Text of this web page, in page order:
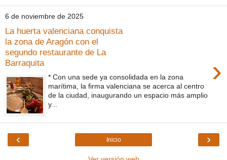
6 de noviembre de 2025
La huerta valenciana conquista
la zona de Aragón con el
segundo restaurante de La
Barraquita
›
* Con una sede ya consolidada en la zona
marítima, la firma valenciana se acerca al centro
de la ciudad, inaugurando un espacio más amplio
y...
‹ ›
Inicio